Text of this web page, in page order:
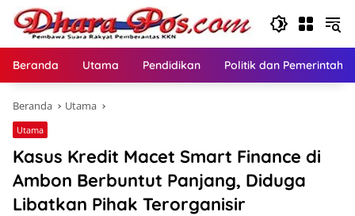
Langsung
konten
Beranda Utama Pendidikan Politik dan
Beranda Utama
Utama
Kasus Kredit Macet Smart Finance di
Ambon Berbuntut Panjang, Diduga
Libatkan Pihak Terorganisir ‎